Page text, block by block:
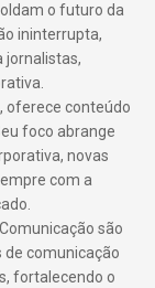
o futuro da
ininterrupta,
jornalistas,
oferece conteúdo
foco abrange
novas
com a
são
de comunicação
fortalecendo o